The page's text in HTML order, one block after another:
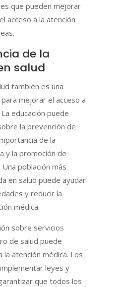
que pueden mejorar
acceso a la atención
de la
salud
también es una
mejorar el acceso a
educación puede
la prevención de
de la
y la promoción de
población más
en salud puede ayudar
y reducir la
médica.
sobre servicios
de salud puede
la atención médica. Los
leyes y
que todos los